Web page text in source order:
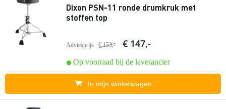
Dixon PSN-11 ronde drumkruk met
stoffen top
Adviesprijs € 153,- € 147,-
Op voorraad bij de leverancier
In mijn winkelwagen